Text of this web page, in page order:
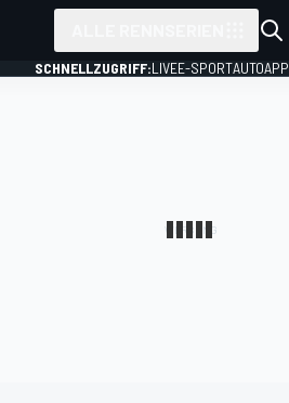
SCHNELLZUGRIFF:LIVEE-SPORTAUTOAPP